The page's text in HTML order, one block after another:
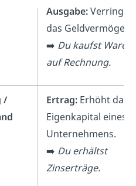
Ausgabe:Verringert
das Geldvermögen.
➡️ Du kaufst Waren
auf Rechnung.
/
Ertrag:Erhöht das
Eigenkapital eines
Unternehmens.
➡️ Du erhältst
Zinserträge.